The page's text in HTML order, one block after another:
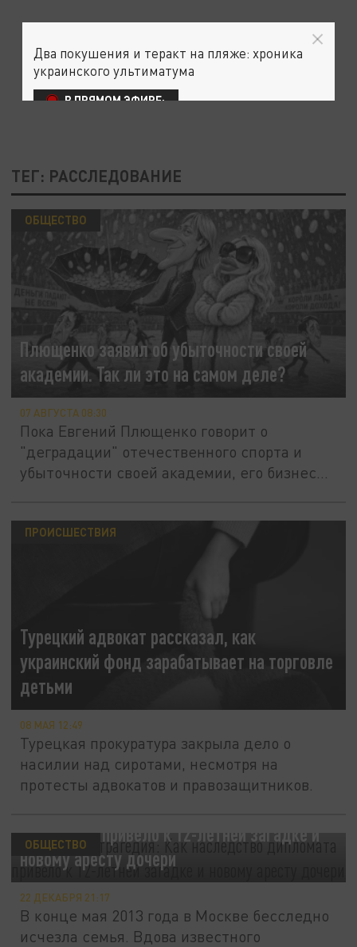
ТЕГ: РАССЛЕДОВАНИЕ
Плющенко заявил об убыточности своей
академии. Так ли это на самом деле?
ОБЩЕСТВО
07 АВГУСТА 08:30
Пока Евгений Плющенко говорит о
"деградации" отечественного спорта и
убыточности своей академии, его бизнес...
Турецкий адвокат рассказал, как
украинский фонд зарабатывает на торговле
детьми
ПРОИСШЕСТВИЯ
08 МАЯ 12:49
Турецкая прокуратура закрыла дело о
насилии над сиротами, несмотря на
протесты адвокатов и правозащитников.
дипломата привело к 12-летней загадке и
новому аресту дочери
ОБЩЕСТВО
22 ДЕКАБРЯ 21:17
В конце мая 2013 года в Москве бесследно
исчезла семья. Вдова известного
Два покушения и теракт на пляже: хроника
украинского ультиматума
В ПРЯМОМ ЭФИРЕ: